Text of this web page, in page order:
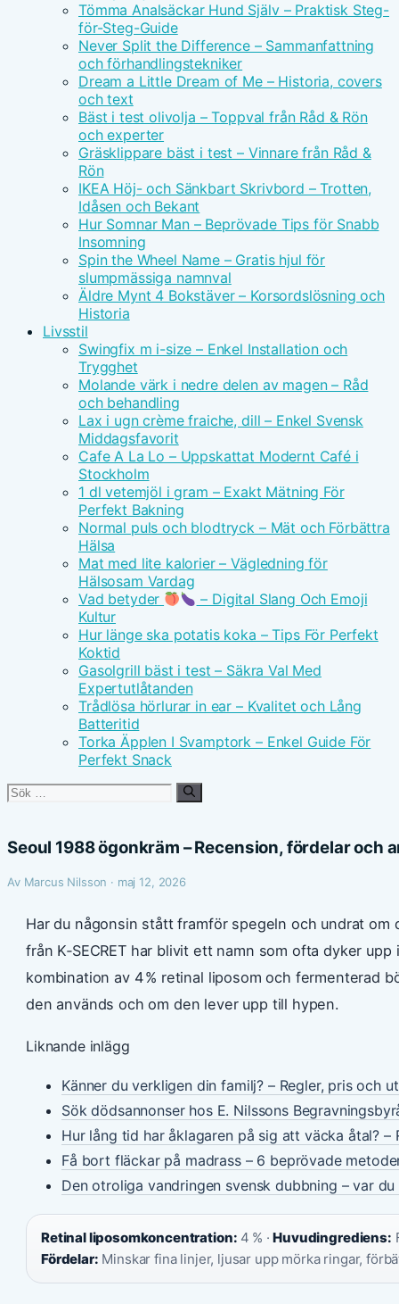
Tömma Analsäckar Hund Själv – Praktisk Steg-
för-Steg-Guide
Never Split the Difference – Sammanfattning
och förhandlingstekniker
Dream a Little Dream of Me – Historia, covers
och text
Bäst i test olivolja – Toppval från Råd & Rön
och experter
Gräsklippare bäst i test – Vinnare från Råd &
Rön
IKEA Höj- och Sänkbart Skrivbord – Trotten,
Idåsen och Bekant
Hur Somnar Man – Beprövade Tips för Snabb
Insomning
Spin the Wheel Name – Gratis hjul för
slumpmässiga namnval
Äldre Mynt 4 Bokstäver – Korsordslösning och
Historia
Livsstil
Swingfix m i-size – Enkel Installation och
Trygghet
Molande värk i nedre delen av magen – Råd
och behandling
Lax i ugn crème fraiche, dill – Enkel Svensk
Middagsfavorit
Cafe A La Lo – Uppskattat Modernt Café i
Stockholm
1 dl vetemjöl i gram – Exakt Mätning För
Perfekt Bakning
Normal puls och blodtryck – Mät och Förbättra
Hälsa
Mat med lite kalorier – Vägledning för
Hälsosam Vardag
Vad betyder
– Digital Slang Och Emoji
Kultur
Hur länge ska potatis koka – Tips För Perfekt
Koktid
Gasolgrill bäst i test – Säkra Val Med
Expertutlåtanden
Trådlösa hörlurar in ear – Kvalitet och Lång
Batteritid
Torka Äpplen I Svamptork – Enkel Guide För
Perfekt Snack
Sök
Seoul 1988 ögonkräm – Recension, fördelar och
Av Marcus Nilsson · maj 12, 2026
Har du någonsin stått framför spegeln och undrat
från K‑SECRET har blivit ett namn som ofta dyker
kombination av 4 % retinal liposom och fermenterad
den används och om den lever upp till hypen.
Liknande inlägg
Känner du verkligen din familj? – Regler, pris och
Sök dödsannonser hos E. Nilssons
Hur lång tid har åklagaren på sig att väcka åtal? –
Få bort fläckar på madrass – 6 beprövade
Den otroliga vandringen svensk dubbning – var
Retinal liposomkoncentration: 4 % ·Huvudingrediens:
Fördelar: Minskar fina linjer, ljusar upp mörka ringar,